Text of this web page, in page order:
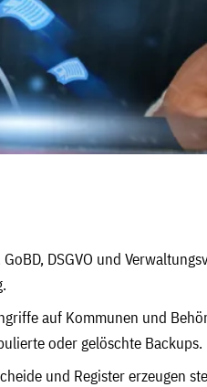
GoBD, DSGVO und
auf Kommunen und
oder gelöschte Backups.
und Register erzeugen